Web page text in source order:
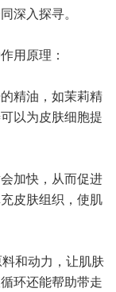
深入探寻。
用原理：
精油，如茉莉精
以为皮肤细胞提
加快，从而促进
皮肤组织，使肌
和动力，让肌肤
环还能帮助带走